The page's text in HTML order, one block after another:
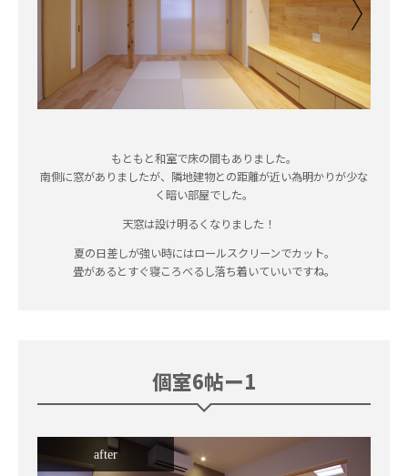
もともと和室で床の間もありました。
南側に窓がありましたが、隣地建物との距離が近い為明かりが少な
く暗い部屋でした。
天窓は設け明るくなりました！
夏の日差しが強い時にはロールスクリーンでカット。
畳があるとすぐ寝ころべるし落ち着いていいですね。
個室6帖ー1
after